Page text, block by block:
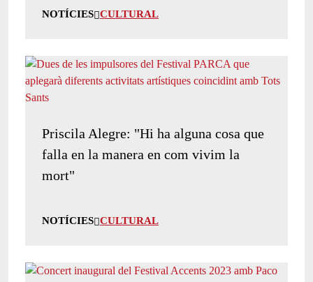
NOTÍCIES CULTURAL
Priscila Alegre: "Hi ha alguna cosa que
falla en la manera en com vivim la
mort"
NOTÍCIES CULTURAL